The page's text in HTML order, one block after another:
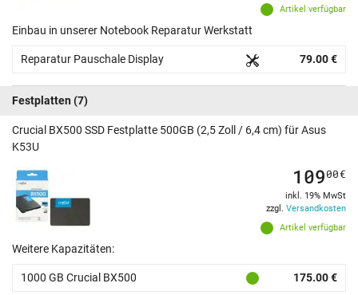
Artikel verfügbar
Einbau in unserer Notebook Reparatur Werkstatt
Reparatur Pauschale Display 79.00 €
Festplatten (7)
Crucial BX500 SSD Festplatte 500GB (2,5 Zoll / 6,4 cm) für Asus
K53U
Artikel verfügbar
10900€
inkl. 19% MwSt
zzgl. Versandkosten
Weitere Kapazitäten:
1000 GB Crucial BX500 175.00 €